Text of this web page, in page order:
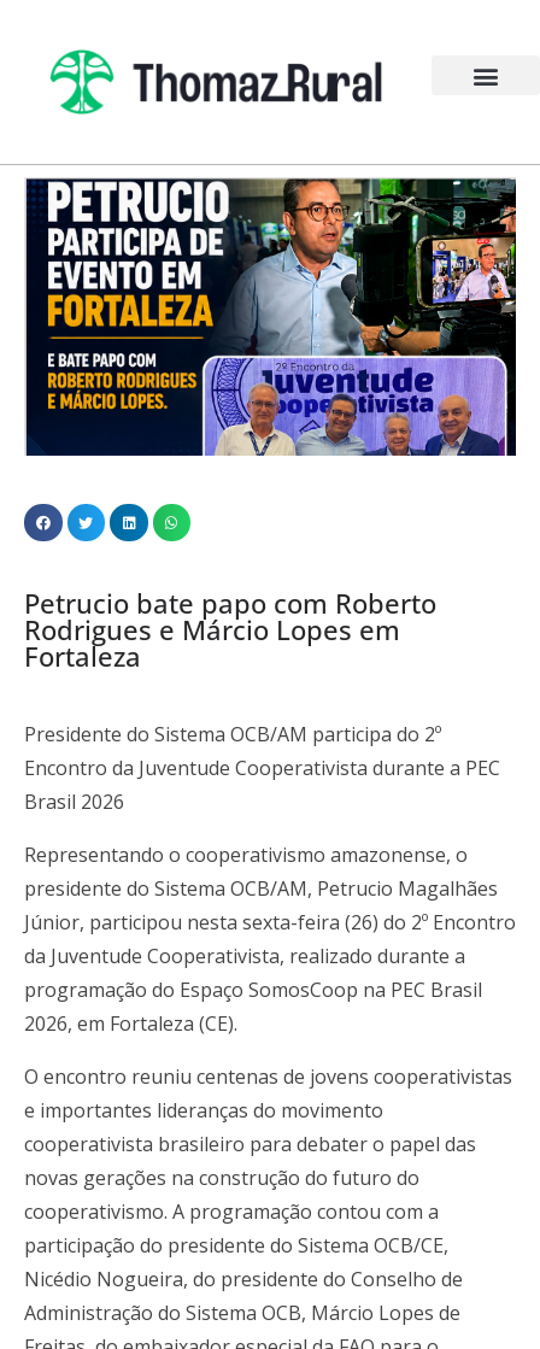
Petrucio bate papo com Roberto
Rodrigues e Márcio Lopes em
Fortaleza
Presidente do Sistema OCB/AM participa do 2º
Encontro da Juventude Cooperativista durante a PEC
Brasil 2026
Representando o cooperativismo amazonense, o
presidente do Sistema OCB/AM, Petrucio Magalhães
Júnior, participou nesta sexta-feira (26) do 2º Encontro
da Juventude Cooperativista, realizado durante a
programação do Espaço SomosCoop na PEC Brasil
2026, em Fortaleza (CE).
O encontro reuniu centenas de jovens cooperativistas
e importantes lideranças do movimento
cooperativista brasileiro para debater o papel das
novas gerações na construção do futuro do
cooperativismo. A programação contou com a
participação do presidente do Sistema OCB/CE,
Nicédio Nogueira, do presidente do Conselho de
Administração do Sistema OCB, Márcio Lopes de